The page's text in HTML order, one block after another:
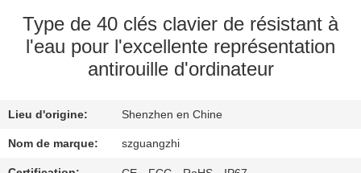
VISITE
D'USINE
DE
QUALITÉ
Type de 40 clés clavier de résistant à
l'eau pour l'excellente représentation
antirouille d'ordinateur
Lieu d'origine: Shenzhen en Chine
Nom de marque: szguangzhi